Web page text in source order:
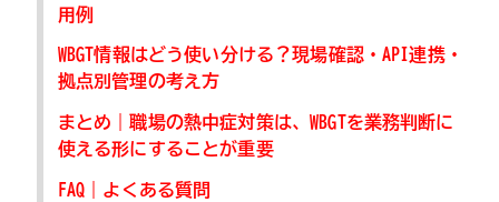
用例
WBGT情報はどう使い分ける？現場確認・API連携・
拠点別管理の考え方
まとめ｜職場の熱中症対策は、WBGTを業務判断に
使える形にすることが重要
FAQ｜よくある質問